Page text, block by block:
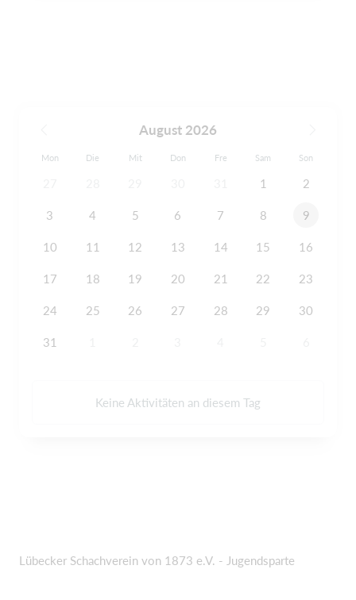
August 2026
Mon Die Mit Don Fre Sam Son
1 2
3 4 5 6 7 8 9
10 11 12 13 14 15 16
17 18 19 20 21 22 23
24 25 26 27 28 29 30
31
Keine Aktivitäten an diesem Tag
Lübecker Schachverein von 1873 e.V. - Jugendsparte